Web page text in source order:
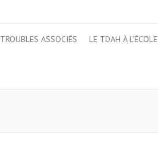
TROUBLES ASSOCIÉS LE TDAH À L’ÉCOLE